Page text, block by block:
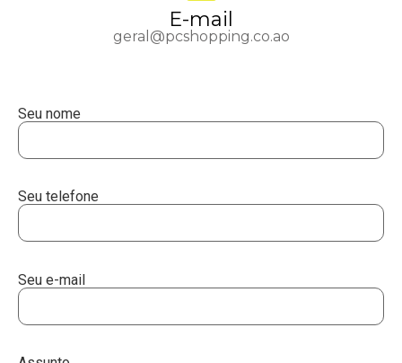
E-mail
geral@pcshopping.co.ao
Seu nome
Seu telefone
Seu e-mail